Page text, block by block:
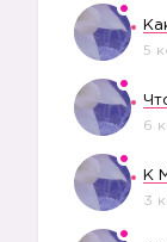
5
6
К
3